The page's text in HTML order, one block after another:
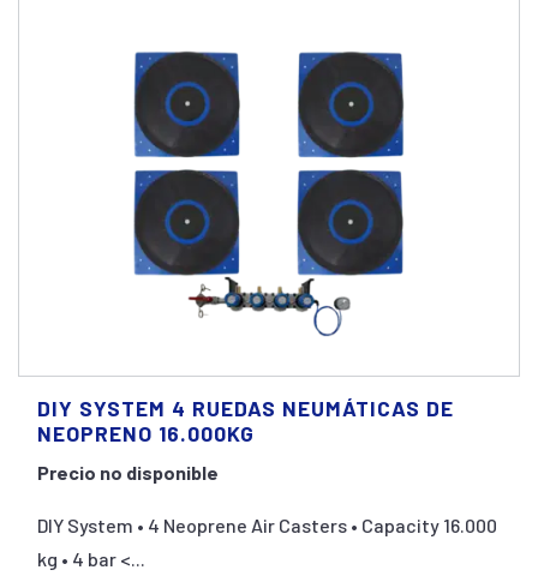
DIY SYSTEM 4 RUEDAS NEUMÁTICAS DE
NEOPRENO 16.000KG
Precio no disponible
DIY System • 4 Neoprene Air Casters • Capacity 16.000
kg • 4 bar <...